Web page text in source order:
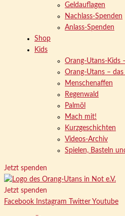
Geldauflagen
Nachlass-Spenden
Anlass-Spenden
Shop
Kids
Orang-Utans-Kids
Orang-Utans –
Menschenaffen
Regenwald
Palmöl
Mach mit!
Kurzgeschichten
Videos-Archiv
Spielen, Basteln
Jetzt spenden
Jetzt spenden
Facebook
Instagram Twitter Youtube